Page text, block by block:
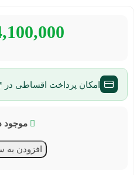
امکان پرداخت اقساطی در ۴ قسط
موجود
افزودن به